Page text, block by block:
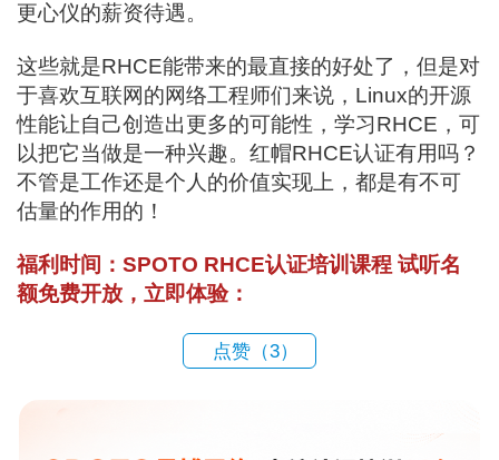
更心仪的薪资待遇。
这些就是RHCE能带来的最直接的好处了，但是对
于喜欢互联网的网络工程师们来说，Linux的开源
性能让自己创造出更多的可能性，学习RHCE，可
以把它当做是一种兴趣。红帽RHCE认证有用吗？
不管是工作还是个人的价值实现上，都是有不可
估量的作用的！
福利时间：SPOTO RHCE认证培训课程 试听名
额免费开放，立即体验：
点赞（3）